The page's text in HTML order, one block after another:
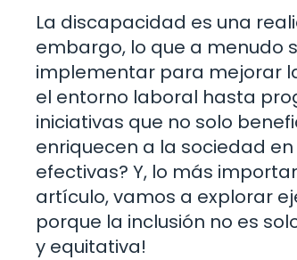
La discapacidad es una
embargo, lo que a menudo
implementar para mejorar
el entorno laboral hasta
iniciativas que no solo
enriquecen a la sociedad
efectivas? Y, lo más
artículo, vamos a explorar
porque la inclusión no es
y equitativa!